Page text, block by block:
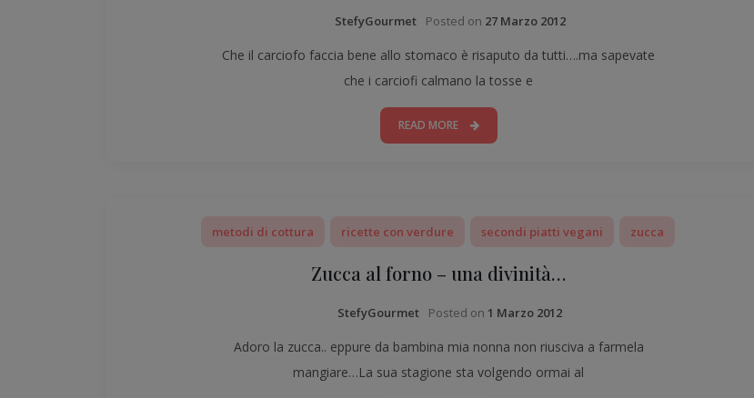
StefyGourmet Posted on 27 Marzo 2012
Che il carciofo faccia bene allo stomaco è risaputo da tutti….ma sapevate
che i carciofi calmano la tosse e
READ MORE
metodi di cottura ricette con verdure secondi piatti vegani zucca
Zucca al forno – una divinità…
StefyGourmet Posted on 1 Marzo 2012
Adoro la zucca.. eppure da bambina mia nonna non riusciva a farmela
mangiare…La sua stagione sta volgendo ormai al